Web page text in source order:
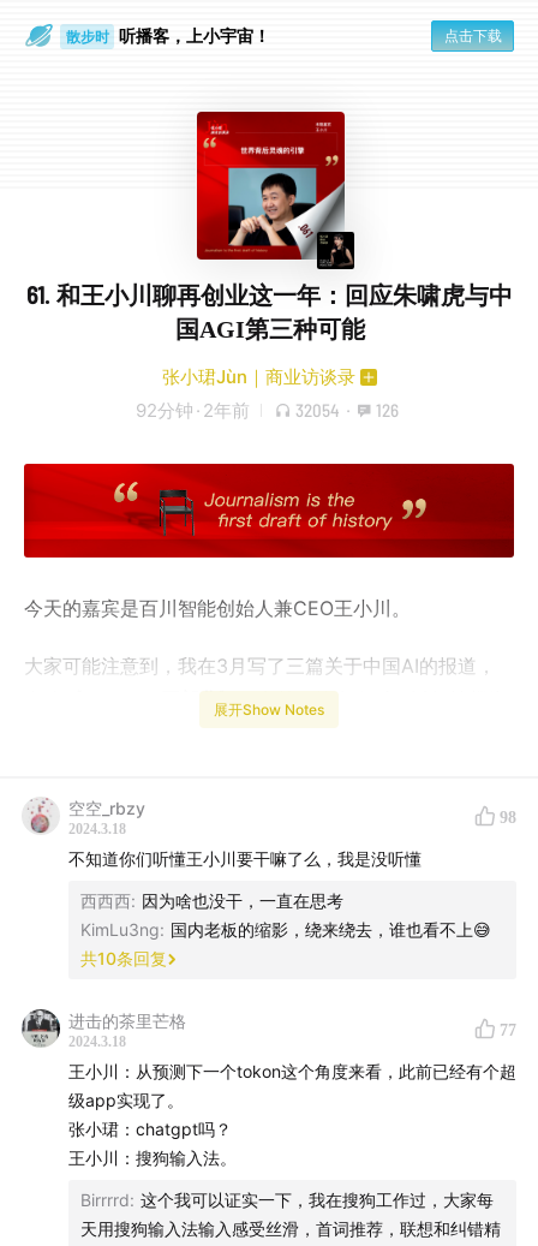
通勤路上 听播客，上小宇宙！ 点击下载
61. 和王小川聊再创业这一年：回应朱啸虎与中
国AGI第三种可能
张小珺Jùn｜商业访谈录
92分钟 · 2年前 32054 · 126
今天的嘉宾是百川智能创始人兼CEO王小川。
大家可能注意到，我在3月写了三篇关于中国AI的报道，
《2024 AI 三部曲》。在前两篇发布后，以杨植麟为
在报道中三次点名王小川和百川智能。
几天以后，王小川接受了访谈。他试图阐释在技术和市
场、理想和现实之外，中国AGI还有第三种可能性。
展开Show Notes
空空_rbzy
2024.3.18
98
不知道你们听懂王小川要干嘛了么，我是没听懂
西西西: 因为啥也没干，一直在思考
KimLu3ng: 国内老板的缩影，绕来绕去，谁也看不上😅
共10条回复
进击的茶里芒格
2024.3.18
77
王小川：从预测下一个tokon这个角度来看，此前已经有个超
级app实现了。
张小珺：chatgpt吗？
王小川：搜狗输入法。
Birrrrd: 这个我可以证实一下，我在搜狗工作过，大家每
天用搜狗输入法输入感受丝滑，首词推荐，联想和纠错精